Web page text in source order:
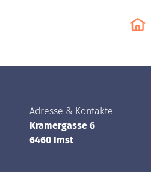
Adresse & Kontakte
Kramergasse 6
6460 Imst